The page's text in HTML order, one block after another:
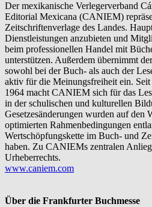
Der mexikanische Verlegerverband
Editorial Mexicana (CANIEM)
Zeitschriftenverlage des Landes.
Dienstleistungen anzubieten und
beim professionellen Handel mit
unterstützen. Außerdem übernimmt
sowohl bei der Buch- als auch der
aktiv für die Meinungsfreiheit ein.
1964 macht CANIEM sich für das
in der schulischen und kulturellen
Gesetzesänderungen wurden auf den
optimierten Rahmenbedingungen
Wertschöpfungskette im Buch- und
haben. Zu CANIEMs zentralen
Urheberrechts.
www.caniem.com
Über die Frankfurter Buchmesse